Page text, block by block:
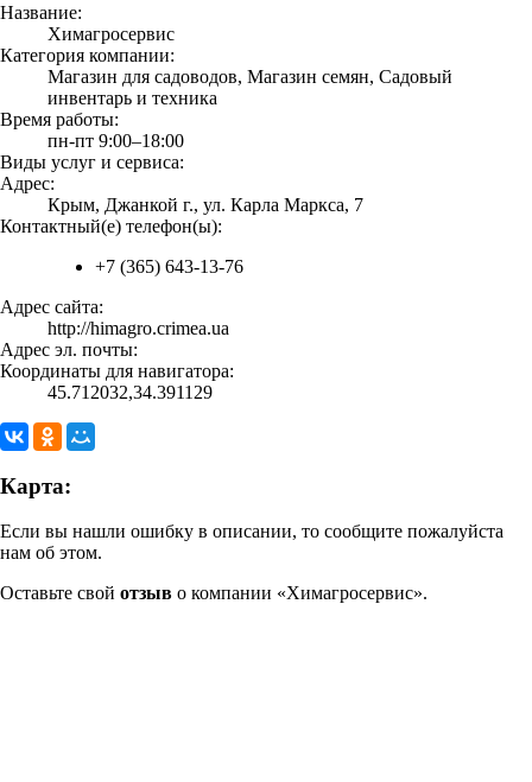
Название:
Химагросервис
Категория компании:
Магазин для садоводов, Магазин семян, Садовый
инвентарь и техника
Время работы:
пн-пт 9:00–18:00
Виды услуг и сервиса:
Адрес:
Крым, Джанкой г., ул. Карла Маркса, 7
Контактный(е) телефон(ы):
+7 (365) 643-13-76
Адрес сайта:
http://himagro.crimea.ua
Адрес эл. почты:
Координаты для навигатора:
45.712032,34.391129
Карта:
Если вы нашли ошибку в описании, то сообщите пожалуйста
нам об этом.
Оставьте свой отзыв о компании «Химагросервис».